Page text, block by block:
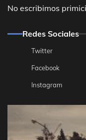
No escribimos
Redes Sociales
Twitter
Facebook
Instagram